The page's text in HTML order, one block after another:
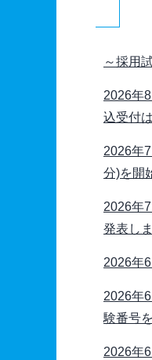
～採用
2026年
込受付
2026年
分)を開
2026年
発表し
2026年
2026年
験番号
2026年